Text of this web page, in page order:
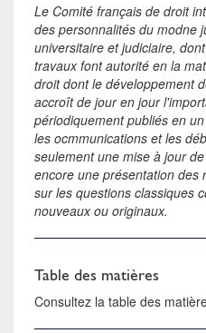
Le Comité français de droit
des personnalités du modne
universitaire et judiciaire,
travaux font autorité en la
droit dont le développement
accroît de jour en jour
périodiquement publiés en
les ocmmunications et les
seulement une mise à jour
encore une présentation des
sur les questions classiques
nouveaux ou originaux.
Table des matières
Consultez la table des